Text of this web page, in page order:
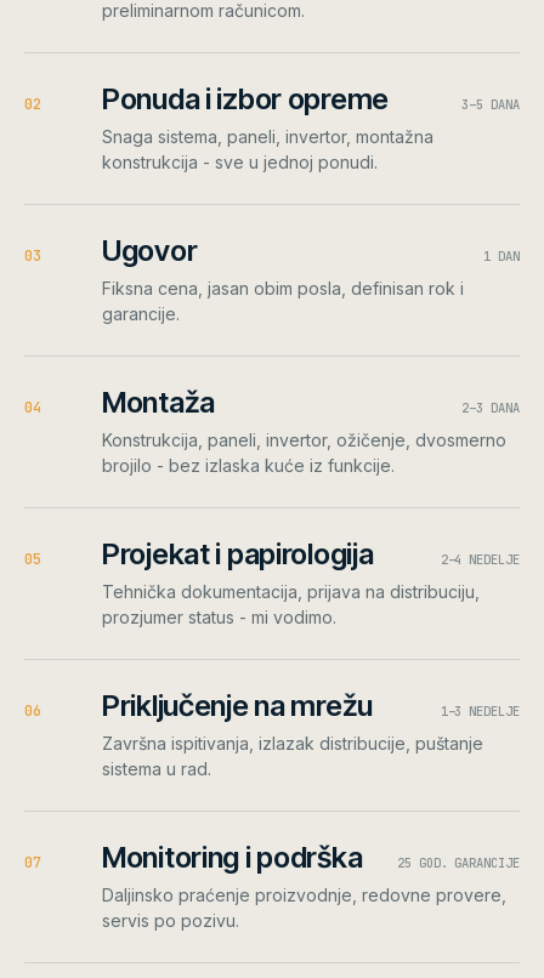
preliminarnom računicom.
02 Ponuda i izbor opreme 3–5 DANA
Snaga sistema, paneli, invertor, montažna
konstrukcija - sve u jednoj ponudi.
03 Ugovor 1 DAN
Fiksna cena, jasan obim posla, definisan rok i
garancije.
04 Montaža 2–3 DANA
Konstrukcija, paneli, invertor, ožičenje, dvosmerno
brojilo - bez izlaska kuće iz funkcije.
05 Projekat i papirologija 2–4 NEDELJE
Tehnička dokumentacija, prijava na distribuciju,
prozjumer status - mi vodimo.
06 Priključenje na mrežu 1–3 NEDELJE
Završna ispitivanja, izlazak distribucije, puštanje
sistema u rad.
07 Monitoring i podrška 25 GOD. GARANCIJE
Daljinsko praćenje proizvodnje, redovne provere,
servis po pozivu.